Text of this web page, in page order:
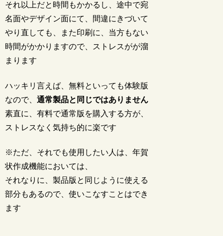
それ以上だと時間もかかるし、途中で宛
名面やデザイン面にて、間違にきづいて
やり直しても、また印刷に、当方もない
時間がかかりますので、ストレスがが溜
まります
ハッキリ言えば、無料といっても体験版
なので、通常製品と同じではありません
素直に、有料で通常版を購入する方が、
ストレスなく気持ち的に楽です
※ただ、それでも使用したい人は、年賀
状作成機能においては、
それなりに、製品版と同じように使える
部分もあるので、使いこなすことはでき
ます